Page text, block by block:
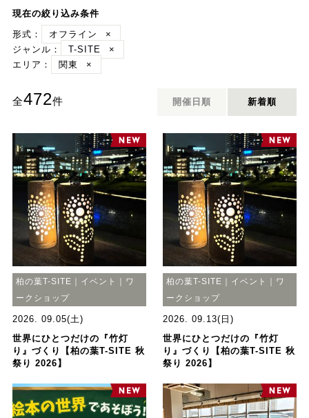
現在の絞り込み条件
形式：
オフライン
×
ジャンル：
T-SITE
×
エリア：
関東 ×
全472件 開催日順 新着順
柏の葉T-SITE｜イベント｜ワ
ークショップ
2026. 09.05(土)
世界にひとつだけの『竹灯
り』づくり【柏の葉T-SITE 秋
祭り 2026】
柏の葉T-SITE｜イベント｜ワ
ークショップ
2026. 09.13(日)
世界にひとつだけの『竹灯
り』づくり【柏の葉T-SITE 秋
祭り 2026】